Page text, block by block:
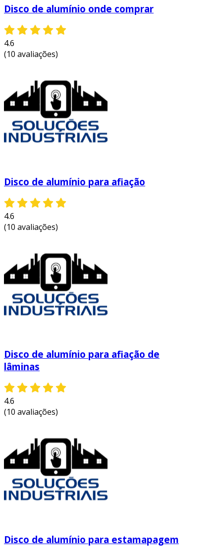
Disco de alumínio onde comprar
4.6
(10 avaliações)
Disco de alumínio para afiação
4.6
(10 avaliações)
Disco de alumínio para afiação de
lâminas
4.6
(10 avaliações)
Disco de alumínio para estamapagem